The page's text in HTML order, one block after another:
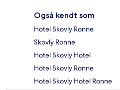
Også kendt som
Hotel Skovly Ronne
Skovly Ronne
Hotel Skovly Hotel
Hotel Skovly Ronne
Hotel Skovly Hotel Ronne